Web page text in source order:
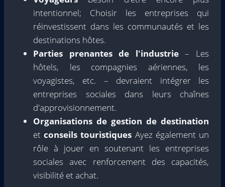
intentionnel; Choisir les entreprises qui
réinvestissent dans les communautés et les
destinations hôtes.
Parties prenantes de l'industrie– Les
hôtels, les compagnies aériennes, les
voyagistes, etc. – devraient intégrer les
entreprises sociales dans leurs chaînes
d'approvisionnement.
Organisations de gestion de destination
etconseils touristiques Ayez également un
rôle à jouer en soutenant les entreprises
sociales avec renforcement des capacités,
visibilité et achat.